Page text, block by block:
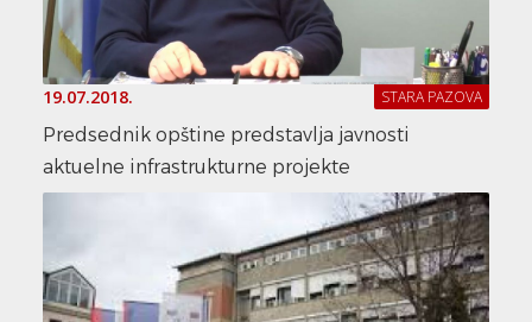
19.07.2018. STARA PAZOVA
Predsednik opštine predstavlja javnosti
aktuelne infrastrukturne projekte